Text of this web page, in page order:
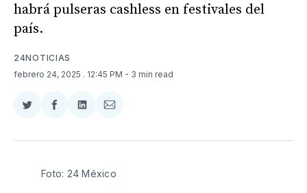
habrá pulseras cashless en festivales del
país.
24NOTICIAS
febrero 24, 2025 . 12:45 PM - 3 min read
Compartir
Twitter
Compartir
Facebook
Compartir
LinkedIn
Compartir
Email
Foto: 24 México